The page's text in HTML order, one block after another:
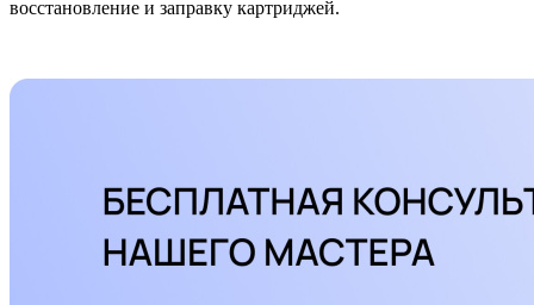
восстановление и заправку картриджей.